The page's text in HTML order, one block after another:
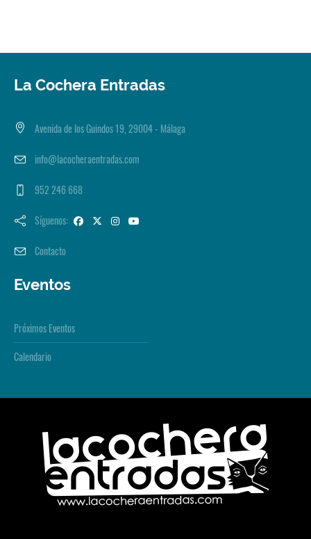
La Cochera Entradas
Avenida de los Guindos 19, 29004 - Málaga
info@lacocheraentradas.com
952 246 668
Síguenos:
Contacto
Eventos
Próximos Eventos
Calendario